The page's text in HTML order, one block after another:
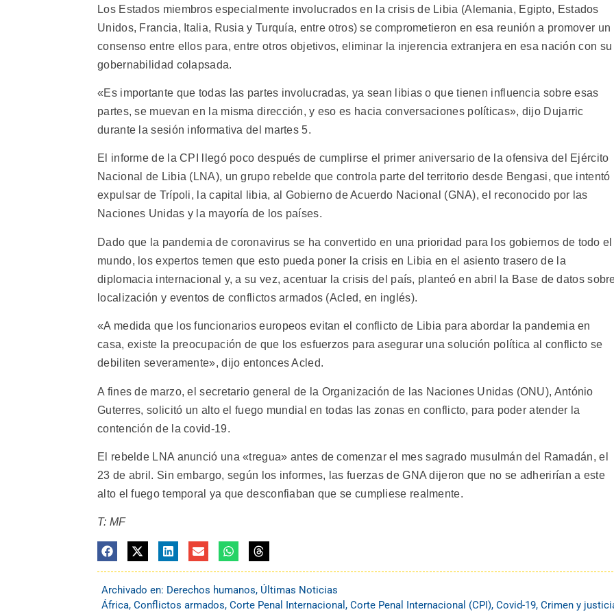
Los Estados miembros especialmente involucrados en la crisis de Libia (Alemania, Egipto, Estados
Unidos, Francia, Italia, Rusia y Turquía, entre otros) se comprometieron en esa reunión a promover un
consenso entre ellos para, entre otros objetivos, eliminar la injerencia extranjera en esa nación con su
gobernabilidad colapsada.
«Es importante que todas las partes involucradas, ya sean libias o que tienen influencia sobre esas
partes, se muevan en la misma dirección, y eso es hacia conversaciones políticas», dijo Dujarric
durante la sesión informativa del martes 5.
El informe de la CPI llegó poco después de cumplirse el primer aniversario de la ofensiva del Ejército
Nacional de Libia (LNA), un grupo rebelde que controla parte del territorio desde Bengasi, que intentó
expulsar de Trípoli, la capital libia, al Gobierno de Acuerdo Nacional (GNA), el reconocido por las
Naciones Unidas y la mayoría de los países.
Dado que la pandemia de coronavirus se ha convertido en una prioridad para los gobiernos de todo el
mundo, los expertos temen que esto pueda poner la crisis en Libia en el asiento trasero de la
diplomacia internacional y, a su vez, acentuar la crisis del país, planteó en abril la Base de datos
localización y eventos de conflictos armados (Acled, en inglés).
«A medida que los funcionarios europeos evitan el conflicto de Libia para abordar la pandemia en
casa, existe la preocupación de que los esfuerzos para asegurar una solución política al conflicto se
debiliten severamente», dijo entonces Acled.
A fines de marzo, el secretario general de la Organización de las Naciones Unidas (ONU), António
Guterres, solicitó un alto el fuego mundial en todas las zonas en conflicto, para poder atender la
contención de la covid-19.
El rebelde LNA anunció una «tregua» antes de comenzar el mes sagrado musulmán del Ramadán, el
23 de abril. Sin embargo, según los informes, las fuerzas de GNA dijeron que no se adherirían a este
alto el fuego temporal ya que desconfiaban que se cumpliese realmente.
T: MF
Archivado en: Derechos humanos, Últimas Noticias
África, Conflictos armados, Corte Penal Internacional , Corte Penal Internacional (CPI), Covid-19, Crimen y